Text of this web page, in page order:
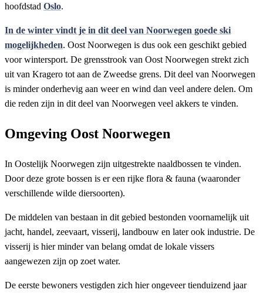
hoofdstad Oslo.
In de winter vindt je in dit deel van Noorwegen goede ski
mogelijkheden. Oost Noorwegen is dus ook een geschikt gebied
voor wintersport. De grensstrook van Oost Noorwegen strekt zich
uit van Kragero tot aan de Zweedse grens. Dit deel van Noorwegen
is minder onderhevig aan weer en wind dan veel andere delen. Om
die reden zijn in dit deel van Noorwegen veel akkers te vinden.
Omgeving Oost Noorwegen
In Oostelijk Noorwegen zijn uitgestrekte naaldbossen te vinden.
Door deze grote bossen is er een rijke flora & fauna (waaronder
verschillende wilde diersoorten).
De middelen van bestaan in dit gebied bestonden voornamelijk uit
jacht, handel, zeevaart, visserij, landbouw en later ook industrie. De
visserij is hier minder van belang omdat de lokale vissers
aangewezen zijn op zoet water.
De eerste bewoners vestigden zich hier ongeveer tienduizend jaar